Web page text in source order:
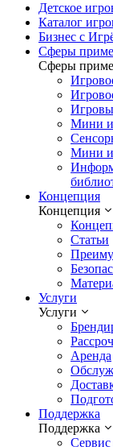
Детское
Каталог
Бизнес с
Сферы
Сферы
Мини
Мини
Концепция
Концепция
Статьи
Услуги
Услуги
Аренда
Поддержка
Поддержка
Сервис